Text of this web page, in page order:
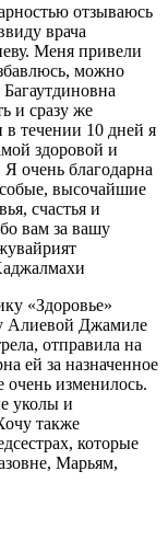
отзываюсь
врача
Меня привели
можно
и сразу же
в течении 10 дней я
здоровой и
очень благодарна
высочайшие
счастья и
вам за вашу
«Здоровье»
Алиевой Джамиле
отправила на
ей за назначенное
очень изменилось.
уколы и
также
которые
Марьям,